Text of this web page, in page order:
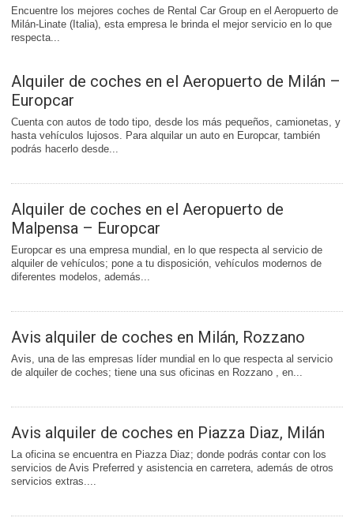
Encuentre los mejores coches de Rental Car Group en el Aeropuerto de
Milán-Linate (Italia), esta empresa le brinda el mejor servicio en lo que
respecta...
Alquiler de coches en el Aeropuerto de Milán –
Europcar
Cuenta con autos de todo tipo, desde los más pequeños, camionetas, y
hasta vehículos lujosos. Para alquilar un auto en Europcar, también
podrás hacerlo desde...
Alquiler de coches en el Aeropuerto de
Malpensa – Europcar
Europcar es una empresa mundial, en lo que respecta al servicio de
alquiler de vehículos; pone a tu disposición, vehículos modernos de
diferentes modelos, además...
Avis alquiler de coches en Milán, Rozzano
Avis, una de las empresas líder mundial en lo que respecta al servicio
de alquiler de coches; tiene una sus oficinas en Rozzano , en...
Avis alquiler de coches en Piazza Diaz, Milán
La oficina se encuentra en Piazza Diaz; donde podrás contar con los
servicios de Avis Preferred y asistencia en carretera, además de otros
servicios extras....